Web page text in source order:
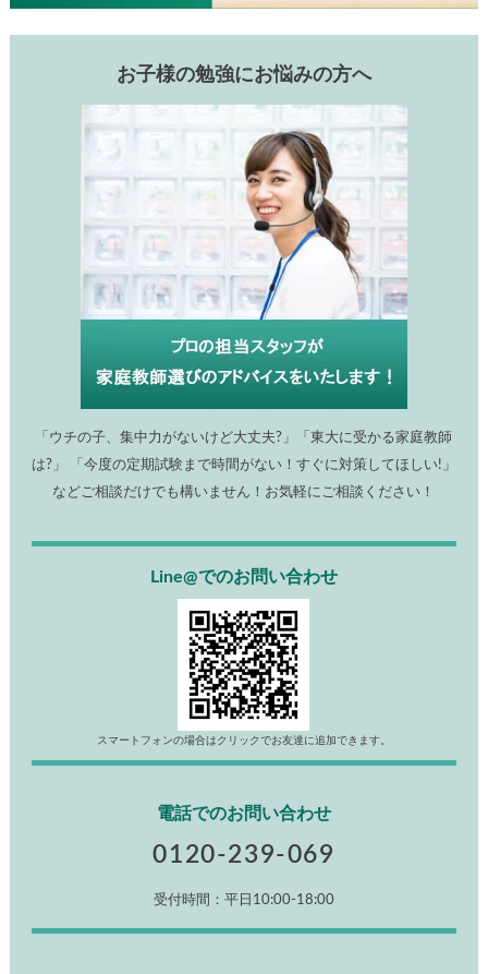
お子様の勉強にお悩みの方へ
「ウチの子、集中力がないけど大丈夫?」「東大に受かる家庭教師
は?」 「今度の定期試験まで時間がない！すぐに対策してほしい!」
などご相談だけでも構いません！お気軽にご相談ください！
Line@でのお問い合わせ
スマートフォンの場合はクリックでお友達に追加できます。
電話でのお問い合わせ
0120-239-069
受付時間：平日10:00-18:00